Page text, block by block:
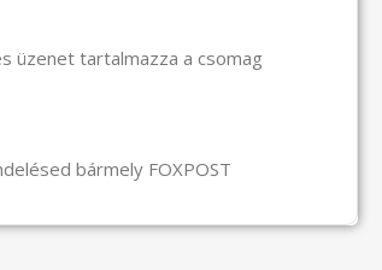
üzenet tartalmazza a csomag
bármely FOXPOST